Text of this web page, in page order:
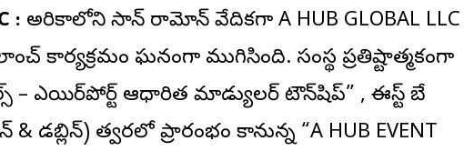
: అమెరికాలోని సాన్ రామోన్ వేదికగా A HUB GLOBAL LLC
కార్యక్రమం ఘనంగా ముగిసింది. సంస్థ ప్రతిష్టాత్మకంగా
– ఎయిర్‌పోర్ట్ ఆధారిత మాడ్యులర్ టౌన్‌షిప్” , ఈస్ట్ బే
త్వరలో ప్రారంభం కానున్న “A HUB EVENT